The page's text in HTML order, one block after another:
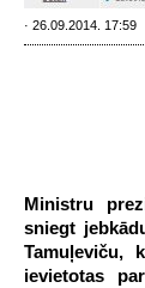
· 26.09.2014. 17:59
Ministru
sniegt
Tamuļeviču,
ievietotas